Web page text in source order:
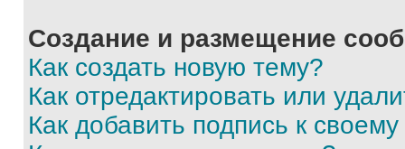
Создание и размещение
Как создать новую тему?
Как отредактировать или
Как добавить подпись к